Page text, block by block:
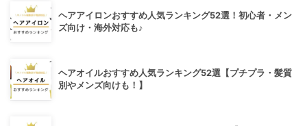
ヘアアイロンおすすめ人気ランキング52選！初心者・メン
ズ向け・海外対応も♪
ヘアオイルおすすめ人気ランキング52選【プチプラ・髪質
別やメンズ向けも！】